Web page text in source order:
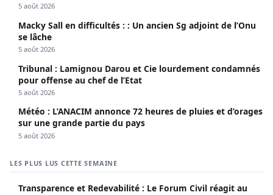
5 août 2026
Macky Sall en difficultés : : Un ancien Sg adjoint de l’Onu
se lâche
5 août 2026
Tribunal : Lamignou Darou et Cie lourdement condamnés
pour offense au chef de l’Etat
5 août 2026
Météo : L’ANACIM annonce 72 heures de pluies et d’orages
sur une grande partie du pays
5 août 2026
LES PLUS LUS CETTE SEMAINE
Transparence et Redevabilité : Le Forum Civil réagit au